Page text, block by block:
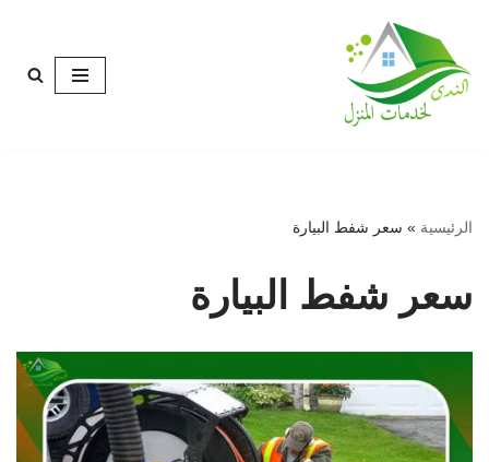
تخطى
إلى
المحتوى
الرئيسية » سعر شفط البيارة
سعر شفط البيارة